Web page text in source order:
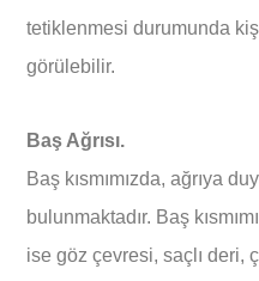
tetiklenmesi durumunda
görülebilir.
Baş Ağrısı.
Baş kısmımızda, ağrıya
bulunmaktadır. Baş
ise göz çevresi, saçlı deri,